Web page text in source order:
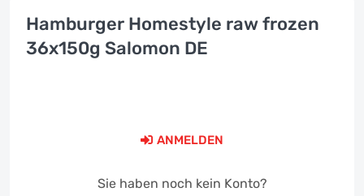
Hamburger Homestyle raw frozen
36x150g Salomon DE
ANMELDEN
Sie haben noch kein Konto?